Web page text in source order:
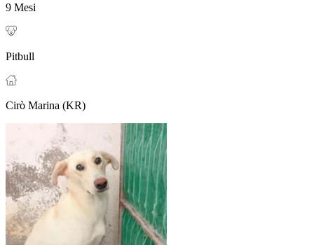
9 Mesi
Pitbull
Cirò Marina (KR)